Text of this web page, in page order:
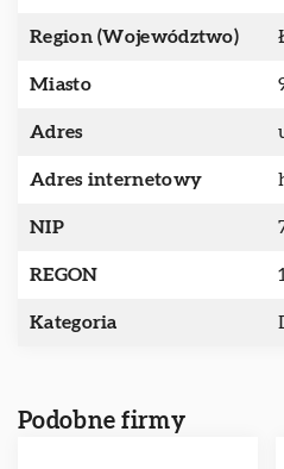
Region (Województwo)
Miasto
Adres
Adres internetowy
NIP
REGON
Kategoria
Podobne firmy